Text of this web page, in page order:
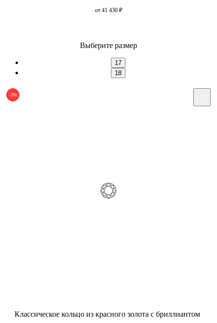
от 41 430 ₽
Выберите размер
17
18
-3%
Классическое кольцо из красного золота с бриллиантом